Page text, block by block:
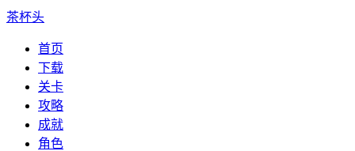
茶杯头
首页
下载
关卡
攻略
成就
角色